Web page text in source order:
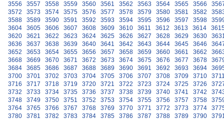
3556
3557 3558 3559 3560 3561 3562 3563 3564 3565 3566
3572
3573 3574 3575 3576 3577 3578 3579 3580 3581 3582
3588
3589 3590 3591 3592 3593 3594 3595 3596 3597 3598
3604
3605 3606 3607 3608 3609 3610 3611 3612 3613 3614
3620
3621 3622 3623 3624 3625 3626 3627 3628 3629 3630
3636
3637 3638 3639 3640 3641 3642 3643 3644 3645 3646
3652
3653 3654 3655 3656 3657 3658 3659 3660 3661 3662
3668
3669 3670 3671 3672 3673 3674 3675 3676 3677 3678
3684
3685 3686 3687 3688 3689 3690 3691 3692 3693 3694
3700
3701 3702 3703 3704 3705 3706 3707 3708 3709 3710
3716
3717 3718 3719 3720 3721 3722 3723 3724 3725 3726
3732
3733 3734 3735 3736 3737 3738 3739 3740 3741 3742
3748
3749 3750 3751 3752 3753 3754 3755 3756 3757 3758
3764
3765 3766 3767 3768 3769 3770 3771 3772 3773 3774
3780
3781 3782 3783 3784 3785 3786 3787 3788 3789 3790